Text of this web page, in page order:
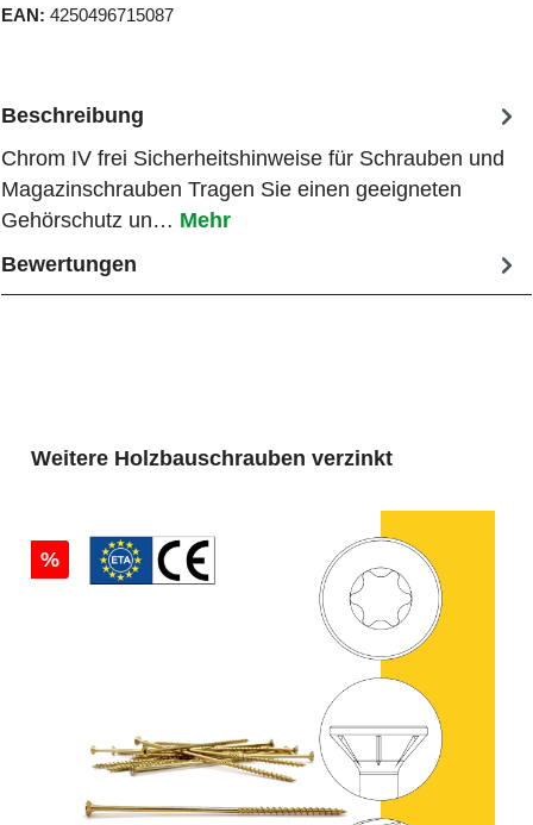
EAN: 4250496715087
Beschreibung
Chrom IV frei Sicherheitshinweise für Schrauben und
Magazinschrauben Tragen Sie einen geeigneten
Gehörschutz un… Mehr
Bewertungen
Produktgalerie überspringen
Weitere Holzbauschrauben verzinkt
%